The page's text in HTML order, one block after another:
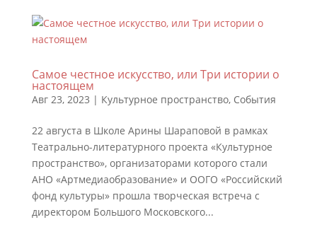
Самое честное искусство, или Три истории о
настоящем
Авг 23, 2023 | Культурное пространство, События
22 августа в Школе Арины Шараповой в рамках
Театрально-литературного проекта «Культурное
пространство», организаторами которого стали
АНО «Артмедиаобразование» и ООГО «Российский
фонд культуры» прошла творческая встреча с
директором Большого Московского...